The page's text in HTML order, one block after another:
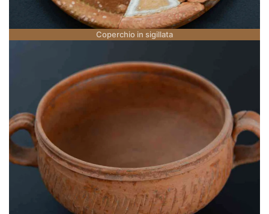
Coperchio in sigillata